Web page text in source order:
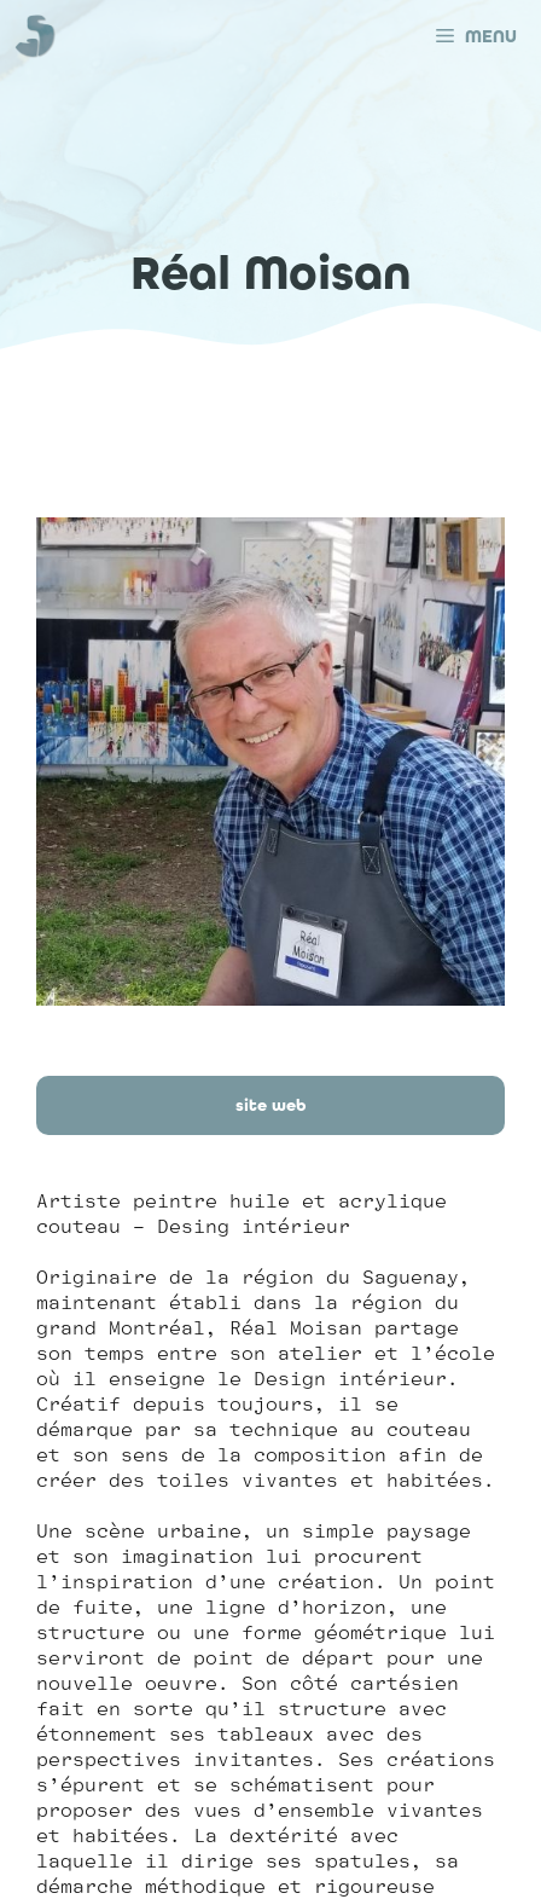
Aller
contenu
MENU
Réal Moisan
site web
Artiste peintre huile et acrylique
couteau – Desing intérieur
Originaire de la région du Saguenay,
maintenant établi dans la région du
grand Montréal, Réal Moisan partage
son temps entre son atelier et l’école
où il enseigne le Design intérieur.
Créatif depuis toujours, il se
démarque par sa technique au couteau
et son sens de la composition afin de
créer des toiles vivantes et habitées.
Une scène urbaine, un simple paysage
et son imagination lui procurent
l’inspiration d’une création. Un point
de fuite, une ligne d’horizon, une
structure ou une forme géométrique lui
serviront de point de départ pour une
nouvelle œuvre. Son côté cartésien
fait en sorte qu’il structure avec
étonnement ses tableaux avec des
perspectives invitantes. Ses créations
s’épurent et se schématisent pour
proposer des vues d’ensemble vivantes
et habitées. La dextérité avec
laquelle il dirige ses spatules, sa
démarche méthodique et rigoureuse